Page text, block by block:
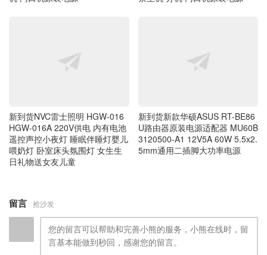
HGW‑016A 220V供电 内有电池
遥控声控小夜灯 睡眠伴睡灯婴儿
喂奶灯 卧室床头氛围灯 女生生
日礼物送女友儿童
U路由器原装电源适配器 MU60B
3120500-A1 12V5A 60W 5.5x2.
5mm通用二插脚大功率电源